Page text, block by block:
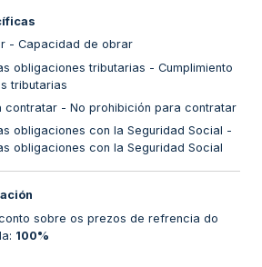
- Capacidad de obrar
obligaciones tributarias - Cumplimiento
tributarias
contratar - No prohibición para contratar
obligaciones con la Seguridad Social -
obligaciones con la Seguridad Social
sobre os prezos de refrencia do
: 100%